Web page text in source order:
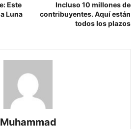
Este
Luna
Incluso 10 millones de
contribuyentes. Aquí están
todos los plazos
Muhammad